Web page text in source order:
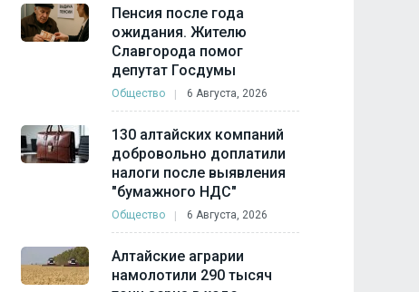
Пенсия после года
ожидания. Жителю
Славгорода помог
депутат Госдумы
Общество 6 Августа, 2026
130 алтайских компаний
добровольно доплатили
налоги после выявления
"бумажного НДС"
Общество 6 Августа, 2026
Алтайские аграрии
намолотили 290 тысяч